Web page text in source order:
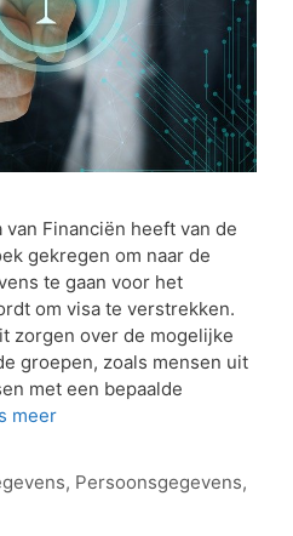
Financiën heeft van de
gekregen om naar de
te gaan voor het
om visa te verstrekken.
zorgen over de mogelijke
groepen, zoals mensen uit
met een bepaalde
meer
, Persoonsgegevens,